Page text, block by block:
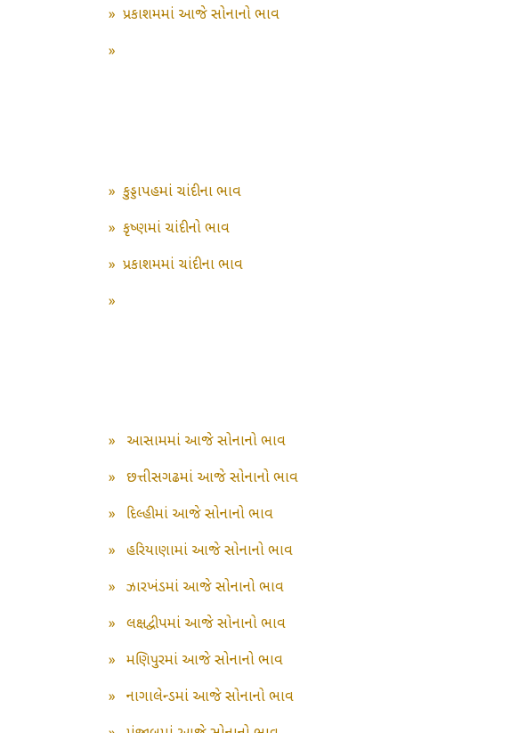
» પ્રકાશમમાં આજે સોનાનો ભાવ
»
»કુડ્ડાપહમાં ચાંદીના ભાવ
» કૃષ્ણમાં ચાંદીનો ભાવ
» પ્રકાશમમાં ચાંદીના ભાવ
»
»
આસામમાં આજે સોનાનો ભાવ
»
છત્તીસગઢમાં આજે સોનાનો ભાવ
»
દિલ્હીમાં આજે સોનાનો ભાવ
»
હરિયાણામાં આજે સોનાનો ભાવ
»
ઝારખંડમાં આજે સોનાનો ભાવ
»
લક્ષદ્વીપમાં આજે સોનાનો ભાવ
»
મણિપુરમાં આજે સોનાનો ભાવ
»
નાગાલેન્ડમાં આજે સોનાનો ભાવ